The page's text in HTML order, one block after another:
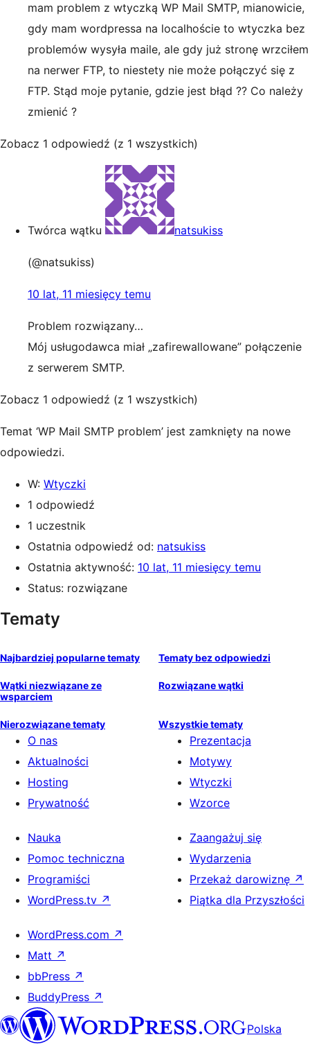
mam problem z wtyczką WP Mail SMTP, mianowicie,
gdy mam wordpressa na localhoście to wtyczka bez
problemów wysyła maile, ale gdy już stronę wrzciłem
na nerwer FTP, to niestety nie może połączyć się z
FTP. Stąd moje pytanie, gdzie jest błąd ?? Co należy
zmienić ?
Zobacz 1 odpowiedź (z 1 wszystkich)
Twórca wątku natsukiss
(@natsukiss)
10 lat, 11 miesięcy temu
Problem rozwiązany…
Mój usługodawca miał „zafirewallowane” połączenie
z serwerem SMTP.
Zobacz 1 odpowiedź (z 1 wszystkich)
Temat ‘WP Mail SMTP problem’ jest zamknięty na nowe
odpowiedzi.
W: Wtyczki
1 odpowiedź
1 uczestnik
Ostatnia odpowiedź od: natsukiss
Ostatnia aktywność: 10 lat, 11 miesięcy temu
Status: rozwiązane
Tematy
Najbardziej popularne tematy Tematy bez odpowiedzi
Wątki niezwiązane ze
wsparciem
Rozwiązane wątki
Nierozwiązane tematy Wszystkie tematy
O nas
Aktualności
Hosting
Prywatność
Prezentacja
Motywy
Wtyczki
Wzorce
Nauka
Pomoc techniczna
Programiści
WordPress.tv ↗
Zaangażuj się
Wydarzenia
Przekaż darowiznę ↗
Piątka dla Przyszłości
WordPress.com ↗
Matt ↗
bbPress ↗
BuddyPress ↗
Polska